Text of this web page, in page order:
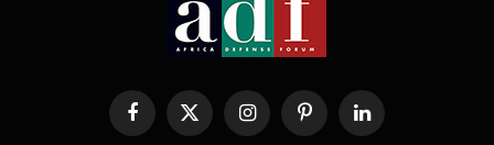
Facebook
X
InstagramPinterestLinkedIn